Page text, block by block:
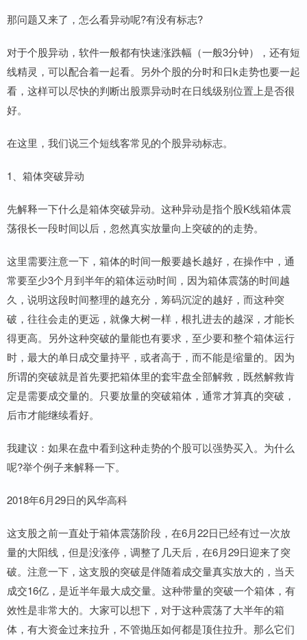
那问题又来了，怎么看异动呢?有没有标志?
对于个股异动，软件一般都有快速涨跌幅（一般3分钟），还有短
线精灵，可以配合着一起看。另外个股的分时和日k走势也要一起
看，这样可以尽快的判断出股票异动时在日线级别位置上是否很
好。
在这里，我们说三个短线客常见的个股异动标志。
1、箱体突破异动
先解释一下什么是箱体突破异动。这种异动是指个股K线箱体震
荡很长一段时间以后，忽然真实放量向上突破的的走势。
这里需要注意一下，箱体的时间一般要越长越好，在操作中，通
常要至少3个月到半年的箱体运动时间，因为箱体震荡的时间越
久，说明这段时间整理的越充分，筹码沉淀的越好，而这种突
破，往往会走的更远，就像大树一样，根扎进去的越深，才能长
得更高。另外这种突破的量能也有要求，至少要和整个箱体运行
时，最大的单日成交量持平，或者高于，而不能是缩量的。因为
所谓的突破就是首先要把箱体里的套牢盘全部解救，既然解救肯
定是需要成交量的。只要放量的突破箱体，通常才算真的突破，
后市才能继续看好。
我建议：如果在盘中看到这种走势的个股可以强势买入。为什么
呢?举个例子来解释一下。
2018年6月29日的风华高科
这支股之前一直处于箱体震荡阶段，在6月22日已经有过一次放
量的大阳线，但是没涨停，调整了几天后，在6月29日迎来了突
破。注意一下，这支股的突破是伴随着成交量真实放大的，当天
成交16亿，是近半年最大成交量。这种带量的突破一个箱体，有
效性是非常大的。大家可以想下，对于这种震荡了大半年的箱
体，有大资金过来拉升，不管抛压如何都是顶住拉升。那么它们